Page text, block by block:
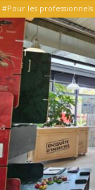
Pour les professionnels